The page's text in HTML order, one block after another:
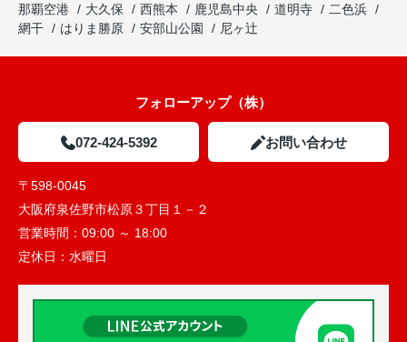
那覇空港
大久保 西熊本 鹿児島中央 道明寺
二色浜
網干
はりま勝原 安部山公園 尼ヶ辻
フォローアップ（株）
072-424-5392 お問い合わせ
〒598-0045
大阪府泉佐野市松原３丁目１－２
営業時間： 09:00 ～ 18:00
定休日： 水曜日